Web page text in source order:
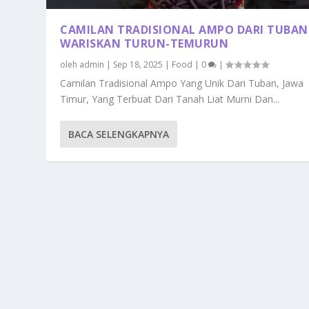
CAMILAN TRADISIONAL AMPO DARI
WARISKAN TURUN-TEMURUN
oleh admin | Sep 18, 2025 | Food | 0 |
Camilan Tradisional Ampo Yang Unik Dari Tuban, Jawa
Timur, Yang Terbuat Dari Tanah Liat Murni Dan...
BACA SELENGKAPNYA